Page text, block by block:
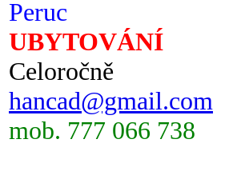
Peruc
UBYTOVÁNÍ
Celoročně
hancad@gmail.com
mob. 777 066 738